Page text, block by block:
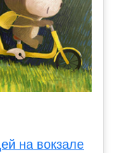
на вокзале